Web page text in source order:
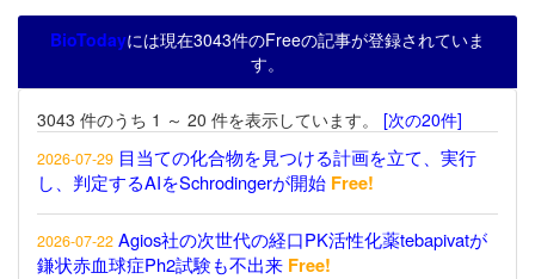
BioTodayには現在3043件のFreeの記事が登録されていま
す。
3043 件のうち 1 ～ 20 件を表示しています。 [次の20件]
2026-07-29 目当ての化合物を見つける計画を立て、実行
し、判定するAIをSchrodingerが開始 Free!
2026-07-22 Agios社の次世代の経口PK活性化薬tebapivatが
鎌状赤血球症Ph2試験も不出来 Free!